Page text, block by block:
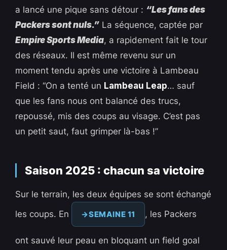
a lancé une pique sans détour : “Les fans des
Packers sont nuls.” La séquence, captée par
Empire Sports Media, a rapidement fait le tour
des réseaux. Il est même revenu sur un
moment tendu après une victoire à Lambeau
Field : “On a tenté un Lambeau Leap… sauf
que les fans nous ont balancé des trucs,
repoussé, mis des coups au visage. C’est pas
un petit saut, faut grimper là-bas !”
Saison 2025 : chacun sa victoire
Sur le terrain, les deux équipes se sont échangé
les coups. En
SEMAINE 11 , les Packers
ont sauvé leur peau en bloquant un field goal